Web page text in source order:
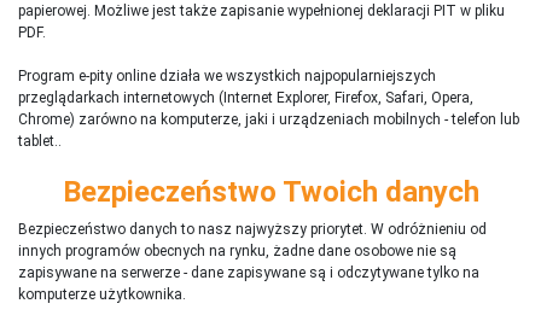
papierowej. Możliwe jest także zapisanie wypełnionej deklaracji PIT w pliku
PDF.
Program e-pity online działa we wszystkich najpopularniejszych
przeglądarkach internetowych (Internet Explorer, Firefox, Safari, Opera,
Chrome) zarówno na komputerze, jaki i urządzeniach mobilnych - telefon lub
tablet..
Bezpieczeństwo Twoich danych
Bezpieczeństwo danych to nasz najwyższy priorytet. W odróżnieniu od
innych programów obecnych na rynku, żadne dane osobowe nie są
zapisywane na serwerze - dane zapisywane są i odczytywane tylko na
komputerze użytkownika.